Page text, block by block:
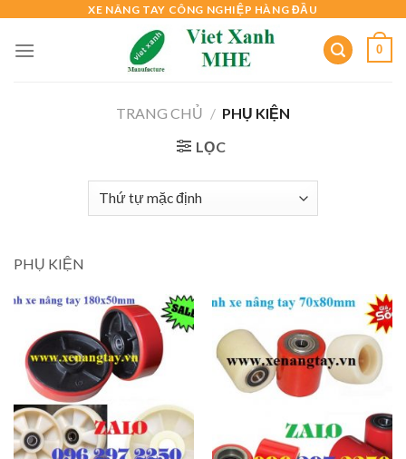
content
XE NÂNG TAY CÔNG NGHIỆP HÀNG ĐẦU
0
TRANG CHỦ / PHỤ KIỆN
LỌC
PHỤ KIỆN